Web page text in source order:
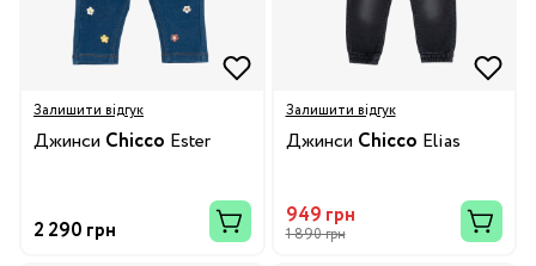
Залишити відгук
Джинси Chicco Ester
2 290 грн
Залишити відгук
Джинси Chicco Elias
949 грн
1 890 грн